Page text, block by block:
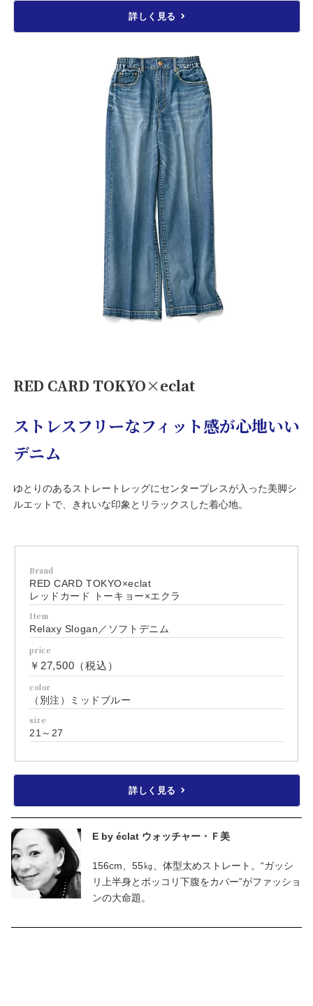
詳しく見る
RED CARD TOKYO×eclat
ストレスフリーなフィット感が心地いい
デニム
ゆとりのあるストレートレッグにセンタープレスが入った美脚シ
ルエットで、きれいな印象とリラックスした着心地。
Brand
RED CARD TOKYO×eclat
レッドカード トーキョー×エクラ
Item
Relaxy Slogan／ソフトデニム
price
￥27,500（税込）
color
（別注）ミッドブルー
size
21～27
詳しく見る
E by éclat ウォッチャー・Ｆ美
156cm、55㎏、体型太めストレート。“ガッシ
リ上半身とポッコリ下腹をカバー”がファッショ
ンの大命題。